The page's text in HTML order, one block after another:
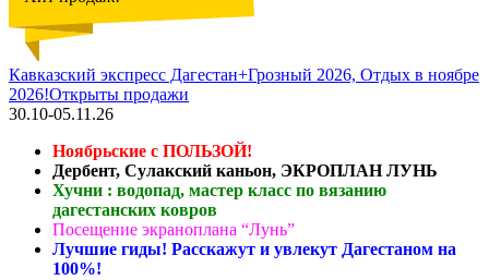
Кавказский экспресс Дагестан+Грозный 2026, Отдых в ноябре
2026!Открыты продажи
30.10-05.11.26
Ноябрьские с ПОЛЬЗОЙ!
Дербент, Сулакский каньон, ЭКРОПЛАН ЛУНЬ
Хучни : водопад, мастер класс по вязанию
дагестанских ковров
Посещение экраноплана “Лунь”
Лучшие гиды! Расскажут и увлекут Дагестаном на
100%!